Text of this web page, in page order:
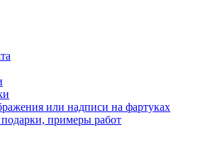
или надписи на фартуках
примеры работ